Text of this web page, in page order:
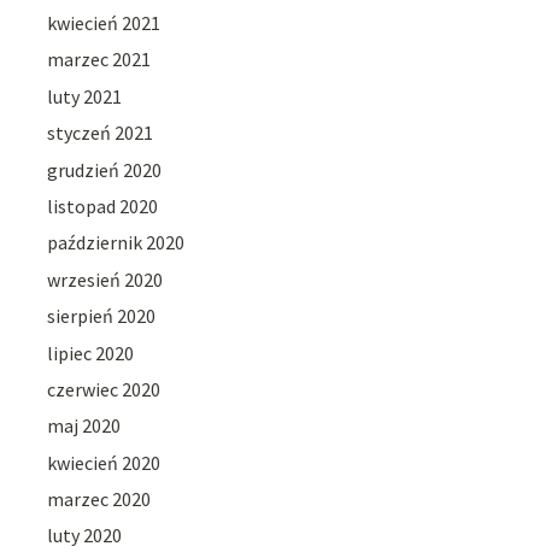
kwiecień 2021
marzec 2021
luty 2021
styczeń 2021
grudzień 2020
listopad 2020
październik 2020
wrzesień 2020
sierpień 2020
lipiec 2020
czerwiec 2020
maj 2020
kwiecień 2020
marzec 2020
luty 2020